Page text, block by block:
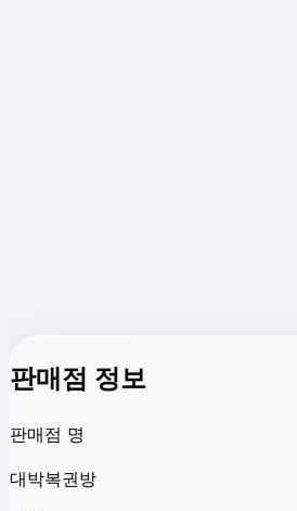
판매점 정보
판매점 명
대박복권방